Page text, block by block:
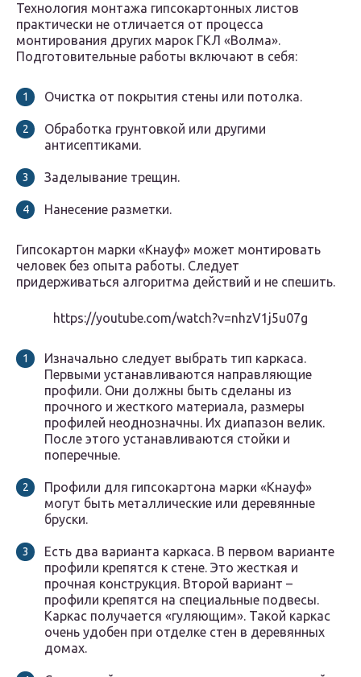
Технология монтажа гипсокартонных листов
практически не отличается от процесса
монтирования других марок ГКЛ «Волма».
Подготовительные работы включают в себя:
Очистка от покрытия стены или потолка.
Обработка грунтовкой или другими
антисептиками.
Заделывание трещин.
Нанесение разметки.
Гипсокартон марки «Кнауф» может монтировать
человек без опыта работы. Следует
придерживаться алгоритма действий и не спешить.
https://youtube.com/watch?v=nhzV1j5u07g
Изначально следует выбрать тип каркаса.
Первыми устанавливаются направляющие
профили. Они должны быть сделаны из
прочного и жесткого материала, размеры
профилей неоднозначны. Их диапазон велик.
После этого устанавливаются стойки и
поперечные.
Профили для гипсокартона марки «Кнауф»
могут быть металлические или деревянные
бруски.
Есть два варианта каркаса. В первом варианте
профили крепятся к стене. Это жесткая и
прочная конструкция. Второй вариант –
профили крепятся на специальные подвесы.
Каркас получается «гуляющим». Такой каркас
очень удобен при отделке стен в деревянных
домах.